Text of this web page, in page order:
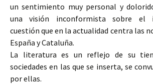
un sentimiento muy personal y
una visión inconformista sobre el
cuestión que en la actualidad centra las
España y Cataluña.
La literatura es un reflejo de su
sociedades en las que se inserta, se
por ellas.